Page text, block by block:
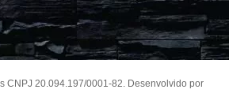
CNPJ 20.094.197/0001-82. Desenvolvido por